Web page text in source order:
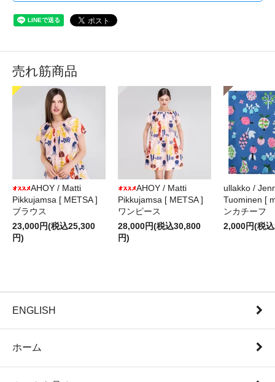
売れ筋商品
AHOY / Matti
Pikkujamsa [ METSA ]
ブラウス
23,000円(税込25,300
円)
AHOY / Matti
Pikkujamsa [ METSA ]
ワンピース
28,000円(税込30,800
円)
ullakko /
Tuominen [
ンカチーフ
2,000円(税
ENGLISH
ホーム